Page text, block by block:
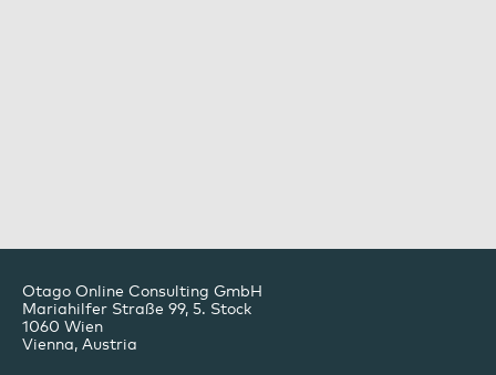
Otago Online Consulting GmbH
Mariahilfer Straße 99, 5. Stock
1060 Wien
Vienna, Austria